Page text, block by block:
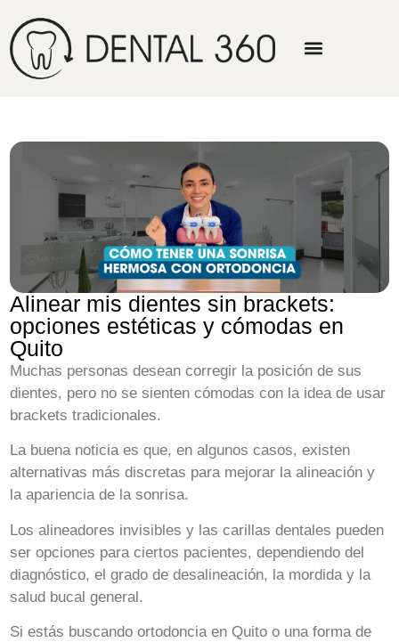
Alinear mis dientes sin brackets:
opciones estéticas y cómodas en
Quito
Muchas personas desean corregir la posición de sus
dientes, pero no se sienten cómodas con la idea de usar
brackets tradicionales.
La buena noticia es que, en algunos casos, existen
alternativas más discretas para mejorar la alineación y
la apariencia de la sonrisa.
Los alineadores invisibles y las carillas dentales pueden
ser opciones para ciertos pacientes, dependiendo del
diagnóstico, el grado de desalineación, la mordida y la
salud bucal general.
Si estás buscando ortodoncia en Quito o una forma de